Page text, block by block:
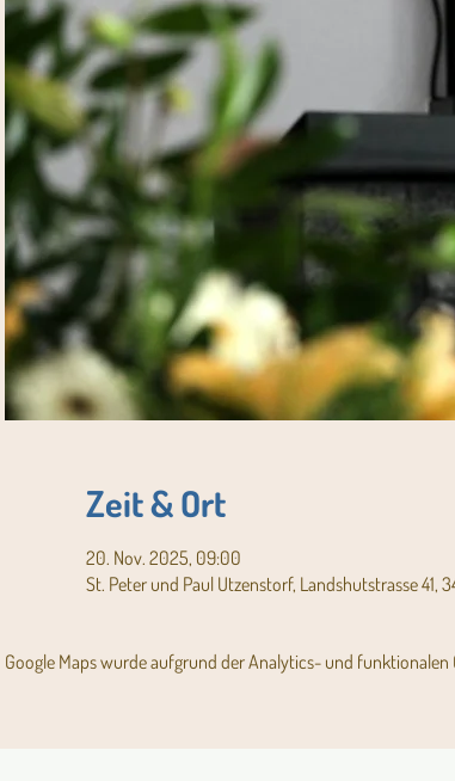
Zeit & Ort
20. Nov. 2025, 09:00
St. Peter und Paul Utzenstorf, Landshutstrasse 41,
Google Maps wurde aufgrund der Analytics- und